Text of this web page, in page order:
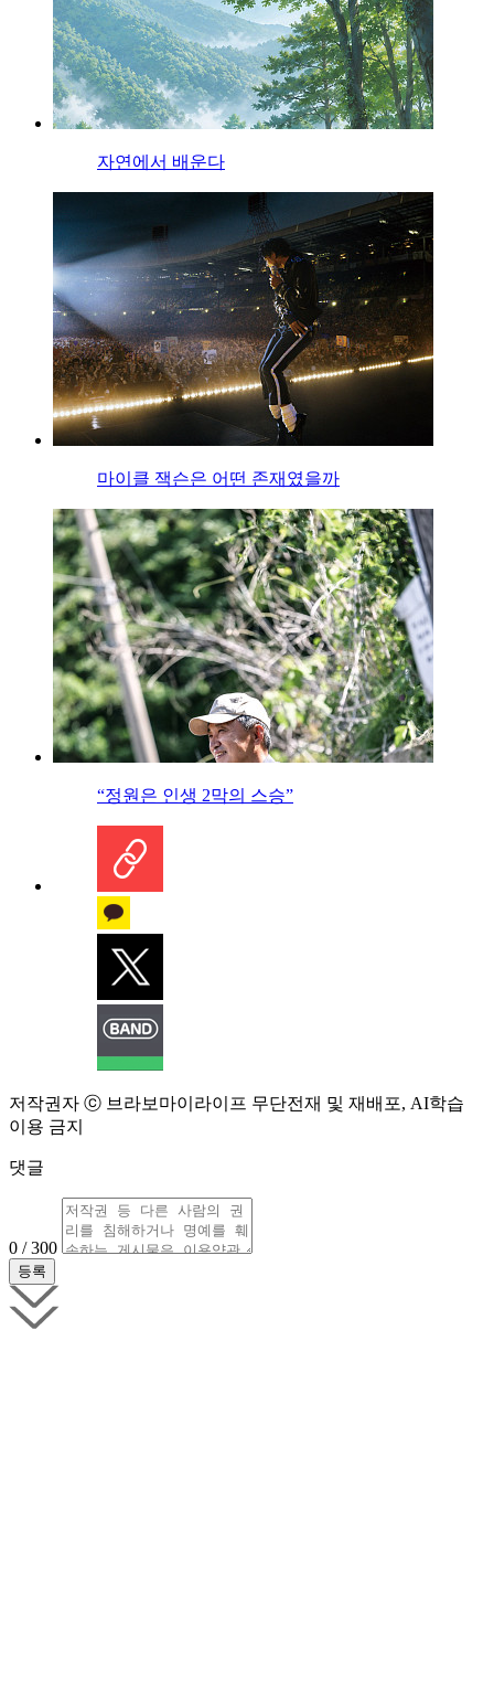
자연에서 배운다
마이클 잭슨은 어떤 존재였을까
“정원은 인생 2막의 스승”
저작권자 ⓒ 브라보마이라이프 무단전재 및 재배포, AI학습
이용 금지
댓글
0 / 300